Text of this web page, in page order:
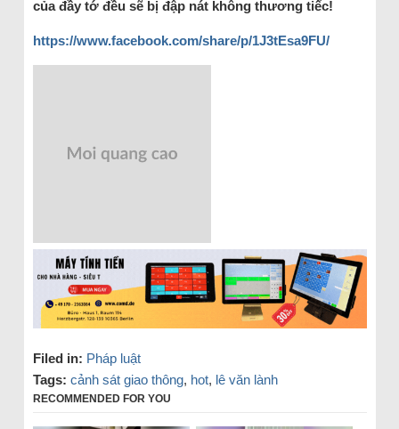
của đầy tớ đều sẽ bị đập nát không thương tiếc!
https://www.facebook.com/share/p/1J3tEsa9FU/
Filed in: Pháp luật
Tags: cảnh sát giao thông, hot, lê văn lành
RECOMMENDED FOR YOU